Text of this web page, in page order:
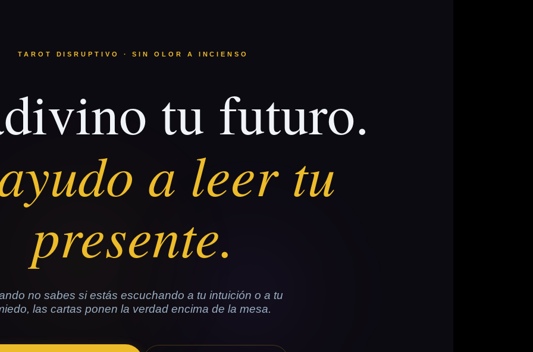
TAROT DISRUPTIVO · SIN OLOR A INCIENSO
tu futuro.
a leer tu
presente.
no sabes si estás escuchando a tu intuición o a tu
las cartas ponen la verdad encima de la mesa.